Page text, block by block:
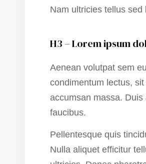
Nam ultricies tellus
H3 – Lorem ipsum
Aenean volutpat sem
condimentum lectus,
accumsan massa.
faucibus.
Pellentesque quis
Nulla aliquet efficitur